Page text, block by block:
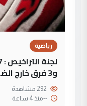
رياضية
و3 فرق خارج الضوابط
--منذ 4 ساعة